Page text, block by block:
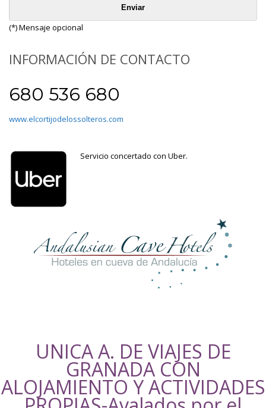
(*) Mensaje opcional
INFORMACIÓN DE CONTACTO
680 536 680
www.elcortijodelossolteros.com
Servicio concertado con Uber.
UNICA A. DE VIAJES DE
GRANADA CON
ALOJAMIENTO Y ACTIVIDADES